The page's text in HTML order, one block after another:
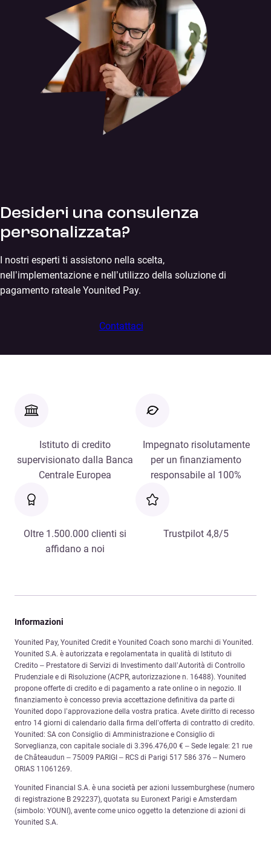
Desideri una consulenza
personalizzata?
I nostri esperti ti assistono nella scelta,
nell’implementazione e nell’utilizzo della soluzione di
pagamento rateale Younited Pay.
Contattaci
Istituto di credito
supervisionato dalla Banca
Centrale Europea
Impegnato risolutamente
per un finanziamento
responsabile al 100%
Oltre 1.500.000 clienti si
affidano a noi
Trustpilot 4,8/5
Informazioni
Younited Pay, Younited Credit e Younited Coach sono marchi di Younited.
Younited S.A. è autorizzata e regolamentata in qualità di Istituto di
Credito – Prestatore di Servizi di Investimento dall’Autorità di Controllo
Prudenziale e di Risoluzione (ACPR, autorizzazione n. 16488). Younited
propone offerte di credito e di pagamento a rate online o in negozio. Il
finanziamento è concesso previa accettazione definitiva da parte di
Younited dopo l’approvazione della vostra pratica. Avete diritto di recesso
entro 14 giorni di calendario dalla firma dell’offerta di contratto di credito.
Younited: SA con Consiglio di Amministrazione e Consiglio di
Sorveglianza, con capitale sociale di 3.396.476,00 € – Sede legale: 21 rue
de Châteaudun – 75009 PARIGI – RCS di Parigi 517 586 376 – Numero
ORIAS 11061269.
Younited Financial S.A. è una società per azioni lussemburghese (numero
di registrazione B 292237), quotata su Euronext Parigi e Amsterdam
(simbolo: YOUNI), avente come unico oggetto la detenzione di azioni di
Younited S.A.